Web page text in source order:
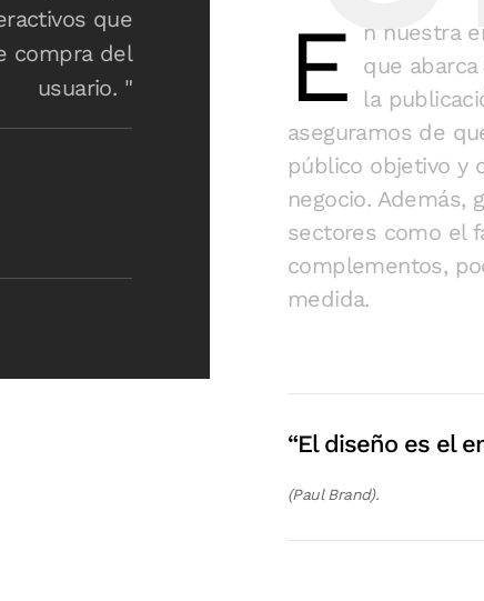
que
compra del
usuario. "
E
n nuestra
que
la
aseguramos de
público objetivo y
negocio. Además,
sectores como el
complementos,
medida.
“El diseño es el
(Paul Brand).